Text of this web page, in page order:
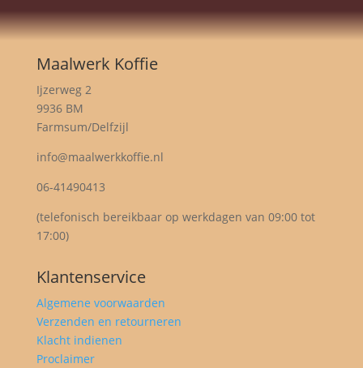
Maalwerk Koffie
Ijzerweg 2
9936 BM
Farmsum/Delfzijl
info@maalwerkkoffie.nl
06-41490413
(telefonisch bereikbaar op werkdagen van 09:00 tot
17:00)
Klantenservice
Algemene voorwaarden
Verzenden en retourneren
Klacht indienen
Proclaimer